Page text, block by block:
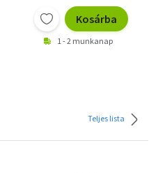
Kosárba
1 - 2 munkanap
Teljes lista